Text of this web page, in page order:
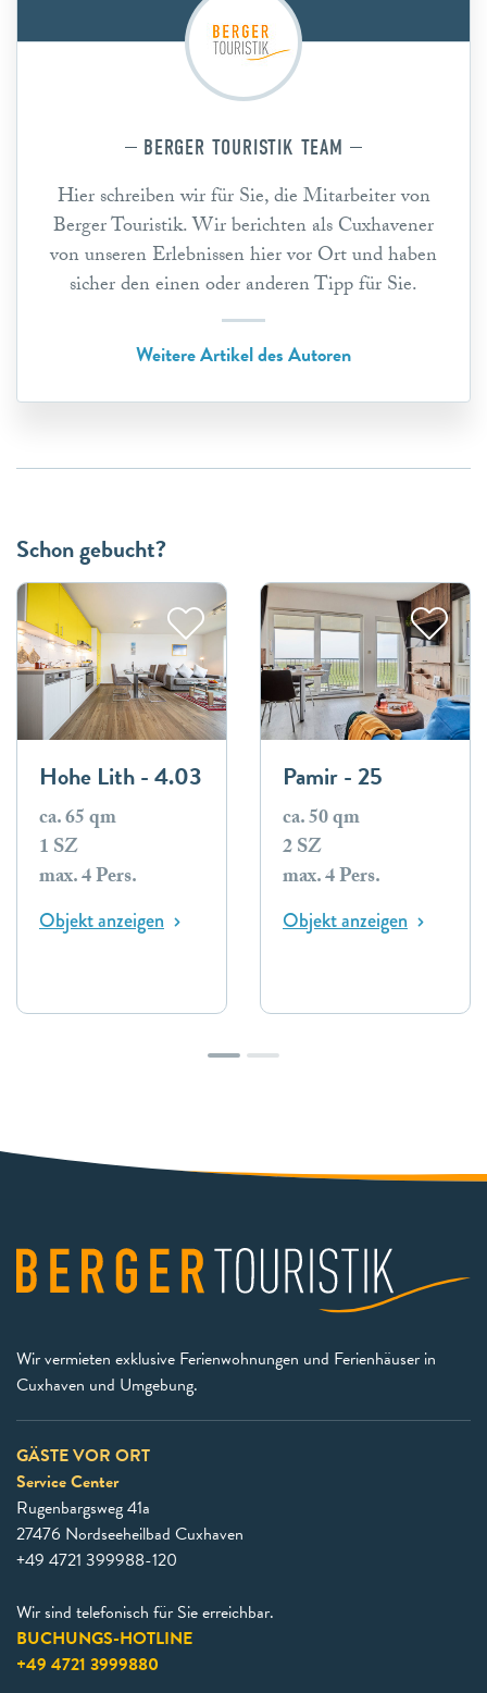
BERGER TOURISTIK TEAM
Hier schreiben wir für Sie, die Mitarbeiter von
Berger Touristik. Wir berichten als Cuxhavener
von unseren Erlebnissen hier vor Ort und haben
sicher den einen oder anderen Tipp für Sie.
Weitere Artikel des Autoren
Schon gebucht?
Hohe Lith - 4.03
ca. 65 qm
1 SZ
max. 4 Pers.
Objekt anzeigen
Pamir - 25
ca. 50 qm
2 SZ
max. 4 Pers.
Objekt anzeigen
Wir vermieten exklusive Ferienwohnungen und Ferienhäuser in
Cuxhaven und Umgebung.
GÄSTE VOR ORT
Service Center
Rugenbargsweg 41a
27476 Nordseeheilbad Cuxhaven
+49 4721 399988-120
Wir sind telefonisch für Sie erreichbar.
BUCHUNGS-HOTLINE
+49 4721 3999880